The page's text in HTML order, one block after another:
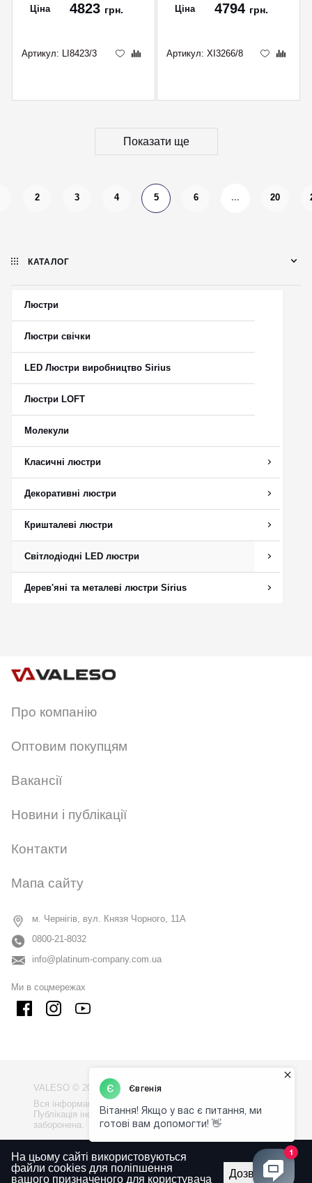
Ціна 4823 грн.
Артикул: LI8423/3
Ціна 4794 грн.
Артикул: XI3266/8
Показати ще
2 3 4 5 6 ... 20
КАТАЛОГ
Люстри
Люстри свічки
LED Люстри виробництво Sirius
Люстри LOFT
Молекули
Класичні люстри
Декоративні люстри
Кришталеві люстри
Світлодіодні LED люстри
Дерев'яні та металеві люстри Sirius
Про компанію
Оптовим покупцям
Вакансії
Новини і публікації
Контакти
Мапа сайту
м. Чернігів, вул. Князя Чорного, 11А
0800-21-8032
info@platinum-company.com.ua
Ми в соцмережах
VALESO © 2009 - 2026
Вся інформація на сайті - власність компанії "VALESO".
Публікація інформації з сайту без узгодження
заборонена.
Правила використаня сайту
На цьому сайті використовуються
файли cookies для поліпшення
вашого призначеного для користувача
Дозволити